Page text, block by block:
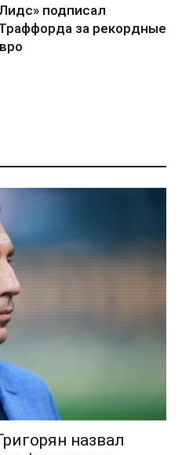
подписал
за рекордные
назвал